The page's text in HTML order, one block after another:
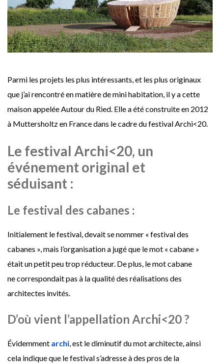
Parmi les projets les plus intéressants, et les plus originaux
que j’ai rencontré en matière de mini habitation, il y a cette
maison appelée Autour du Ried. Elle a été construite en 2012
à Muttersholtz en France dans le cadre du festival Archi<20.
Le festival Archi<20, un
événement original et
séduisant :
Le festival des cabanes :
Initialement le festival, devait se nommer « festival des
cabanes », mais l’organisation a jugé que le mot « cabane »
était un petit peu trop réducteur. De plus, le mot cabane
ne correspondait pas à la qualité des réalisations des
architectes invités.
D’où vient l’appellation Archi<20 ?
Évidemment archi , est le diminutif du mot architecte, ainsi
cela indique que le festival s’adresse à des pros de la